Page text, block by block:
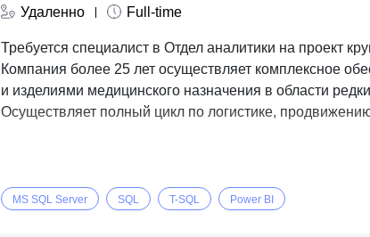
Удаленно Full-time
Требуется специалист в Отдел аналитики на проект
Компания более 25 лет осуществляет комплексное
и изделиями медицинского назначения в области
Осуществляет полный цикл по логистике,
MS SQL Server SQL T-SQL Power BI